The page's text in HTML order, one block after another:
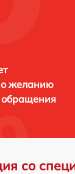
желанию
обращения
со